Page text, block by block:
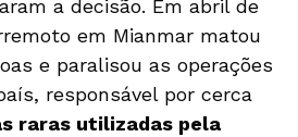
a decisão. Em abril de
em Mianmar matou
e paralisou as operações
responsável por cerca
raras utilizadas pela